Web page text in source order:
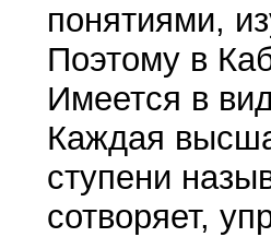
понятиями,
Поэтому в
Имеется в
Каждая
ступени
сотворяет,